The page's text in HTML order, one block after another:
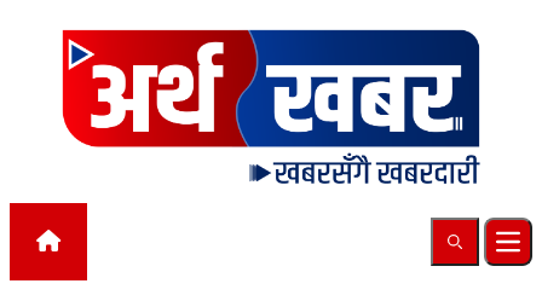
Skip to content
Search